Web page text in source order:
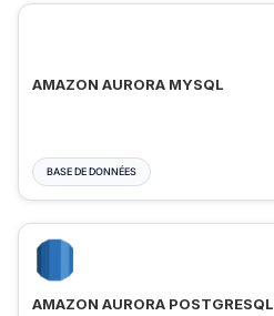
AMAZON AURORA MYSQL
BASE DE DONNÉES
AMAZON AURORA POSTGRESQL